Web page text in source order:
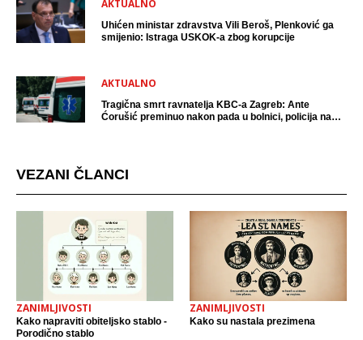
AKTUALNO
Uhićen ministar zdravstva Vili Beroš, Plenković ga
smijenio: Istraga USKOK-a zbog korupcije
AKTUALNO
Tragična smrt ravnatelja KBC-a Zagreb: Ante
Ćorušić preminuo nakon pada u bolnici, policija na
VEZANI ČLANCI
ZANIMLJIVOSTI
Kako napraviti obiteljsko stablo -
Porodično stablo
ZANIMLJIVOSTI
Kako su nastala prezimena